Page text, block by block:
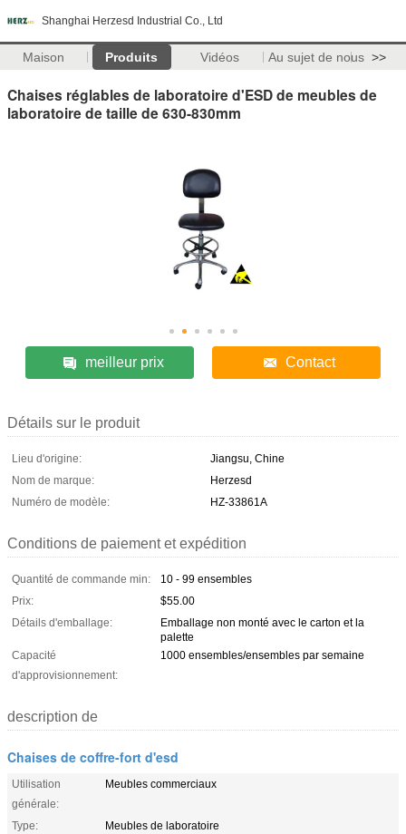
Shanghai Herzesd Industrial Co., Ltd
Maison Produits Vidéos Au sujet de nous >>
Chaises réglables de laboratoire d'ESD de meubles de
laboratoire de taille de 630-830mm
meilleur prix Contact
Détails sur le produit
Lieu d'origine:
Jiangsu, Chine
Nom de marque:
Herzesd
Numéro de modèle:
HZ-33861A
Conditions de paiement et expédition
Quantité de commande min:
10 - 99 ensembles
Prix:
$55.00
Détails d'emballage:
Emballage non monté avec le carton et la
palette
Capacité
d'approvisionnement:
1000 ensembles/ensembles par semaine
description de
Chaises de coffre-fort d'esd
Utilisation
générale:
Meubles commerciaux
Type:
Meubles de laboratoire